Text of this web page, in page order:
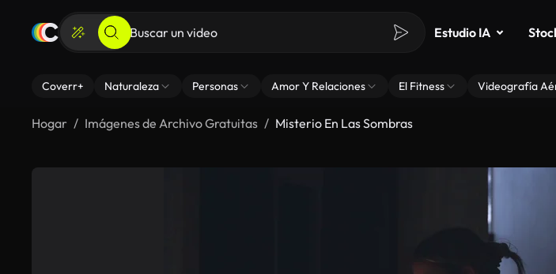
Estudio IA
Coverr+ Naturaleza Personas Amor Y Relaciones El Fitness Videografía
Hogar Imágenes de Archivo Gratuitas Misterio En Las Sombras